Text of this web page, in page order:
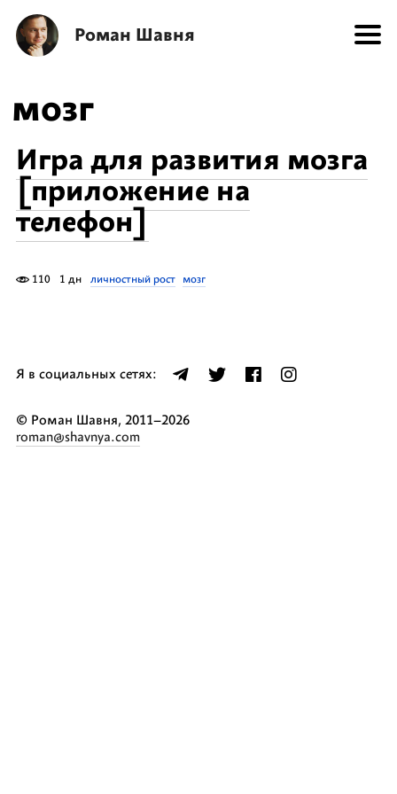
Роман Шавня
мозг
Игра для развития мозга
[приложение на
телефон]
110 1 дн личностный рост мозг
Я в социальных сетях:
© Роман Шавня, 2011–2026
roman@shavnya.com